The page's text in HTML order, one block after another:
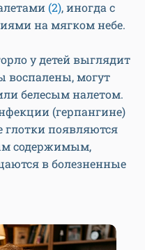
(2), иногда с
на мягком небе.
у детей выглядит
воспалены, могут
белесым налетом.
(герпангине)
глотки появляются
содержимым,
в болезненные